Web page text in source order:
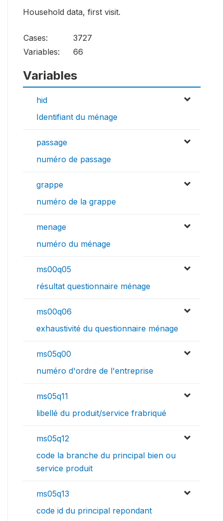
Household data, first visit.
Cases:
3727
Variables:
66
Variables
hid
Identifiant du ménage
passage
numéro de passage
grappe
numéro de la grappe
menage
numéro du ménage
ms00q05
résultat questionnaire ménage
ms00q06
exhaustivité du questionnaire ménage
ms05q00
numéro d'ordre de l'entreprise
ms05q11
libellé du produit/service frabriqué
ms05q12
code la branche du principal bien ou
service produit
ms05q13
code id du principal repondant